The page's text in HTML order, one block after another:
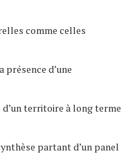
comme celles
d’une
territoire à long terme
partant d’un panel